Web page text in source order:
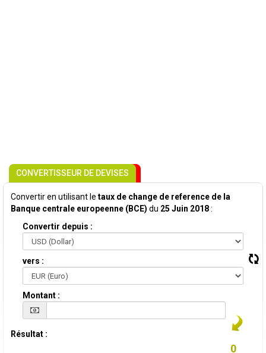
CONVERTISSEUR DE DEVISES
Convertir en utilisant le taux de change de reference de la
Banque centrale europeenne (BCE) du 25 Juin 2018:
Convertir depuis :
vers :
Montant :
Résultat :